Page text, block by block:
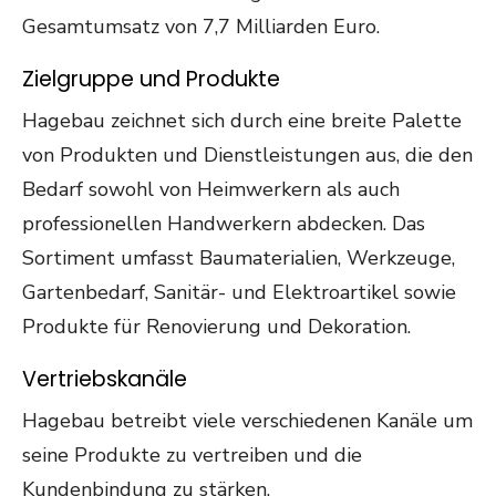
Gesamtumsatz von 7,7 Milliarden Euro.
Zielgruppe und Produkte
Hagebau zeichnet sich durch eine breite Palette
von Produkten und Dienstleistungen aus, die den
Bedarf sowohl von Heimwerkern als auch
professionellen Handwerkern abdecken. Das
Sortiment umfasst Baumaterialien, Werkzeuge,
Gartenbedarf, Sanitär- und Elektroartikel sowie
Produkte für Renovierung und Dekoration.
Vertriebskanäle
Hagebau betreibt viele verschiedenen Kanäle um
seine Produkte zu vertreiben und die
Kundenbindung zu stärken.